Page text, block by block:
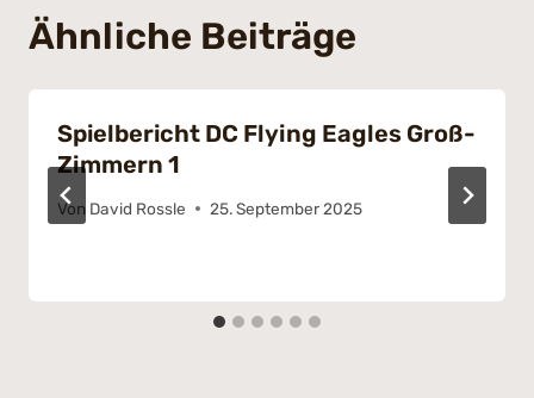
Ähnliche Beiträge
Spielbericht DC Flying Eagles Groß-
Zimmern 1
Von David Rossle 25. September 2025